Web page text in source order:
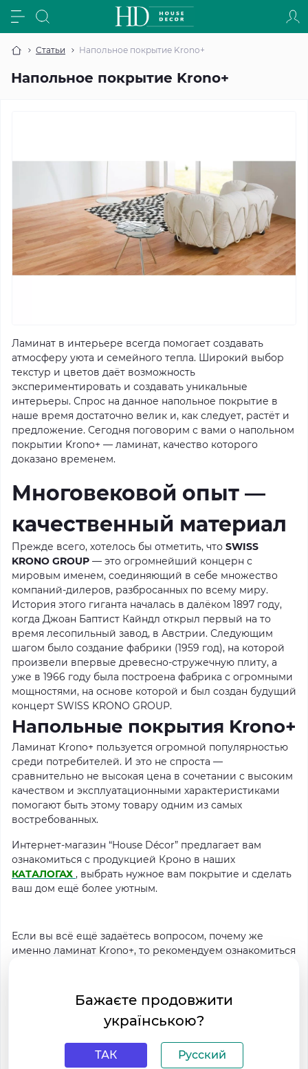
Статьи Напольное покрытие Krono+
Напольное покрытие Krono+
Ламинат в интерьере всегда помогает создавать
атмосферу уюта и семейного тепла. Широкий выбор
текстур и цветов даёт возможность
экспериментировать и создавать уникальные
интерьеры. Спрос на данное напольное покрытие в
наше время достаточно велик и, как следует, растёт и
предложение. Сегодня поговорим с вами о напольном
покрытии Krono+ — ламинат, качество которого
доказано временем.
Многовековой опыт —
качественный материал
Прежде всего, хотелось бы отметить, что SWISS
KRONO GROUP — это огромнейший концерн с
мировым именем, соединяющий в себе множество
компаний-дилеров, разбросанных по всему миру.
История этого гиганта началась в далёком 1897 году,
когда Джоан Баптист Кайндл открыл первый на то
время лесопильный завод, в Австрии. Следующим
шагом было создание фабрики (1959 год), на которой
произвели впервые древесно-стружечную плиту, а
уже в 1966 году была построена фабрика с огромными
мощностями, на основе которой и был создан будущий
концерт SWISS KRONO GROUP.
Напольные покрытия Krono+
Ламинат Krono+ пользуется огромной популярностью
среди потребителей. И это не спроста —
сравнительно не высокая цена в сочетании с высоким
качеством и эксплуатационными характеристиками
помогают быть этому товару одним из самых
востребованных.
Интернет-магазин “House Décor” предлагает вам
ознакомиться с продукцией Кроно в наших
КАТАЛОГАХ , выбрать нужное вам покрытие и сделать
ваш дом ещё более уютным.
Если вы всё ещё задаётесь вопросом, почему же
именно ламинат Krono+, то рекомендуем ознакомиться
Напольное покрытие этой фирмы подразделяется на
3 класса эксплуатации: 31-й, 32-й, 33-й, каждый их
помещении и каждому из которых соответствуют
свои технические характеристики. Наш интернет-
Бажаєте продовжити
українською?
ТАК Русский